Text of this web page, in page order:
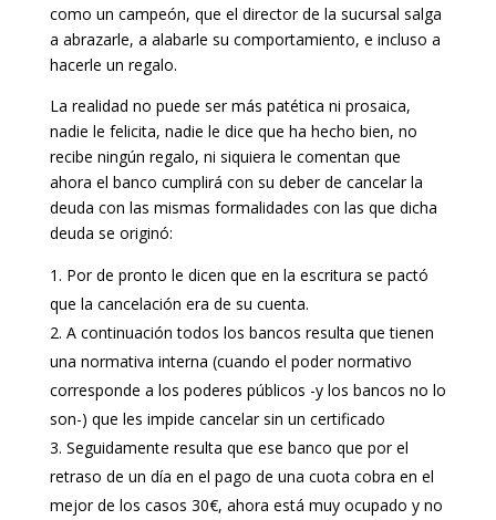
como un campeón, que el director de la sucursal salga
a abrazarle, a alabarle su comportamiento, e incluso a
hacerle un regalo.
La realidad no puede ser más patética ni prosaica,
nadie le felicita, nadie le dice que ha hecho bien, no
recibe ningún regalo, ni siquiera le comentan que
ahora el banco cumplirá con su deber de cancelar la
deuda con las mismas formalidades con las que dicha
deuda se originó:
Por de pronto le dicen que en la escritura se pactó
que la cancelación era de su cuenta.
A continuación todos los bancos resulta que tienen
una normativa interna (cuando el poder normativo
corresponde a los poderes públicos -y los bancos no lo
son-) que les impide cancelar sin un certificado
Seguidamente resulta que ese banco que por el
retraso de un día en el pago de una cuota cobra en el
mejor de los casos 30€, ahora está muy ocupado y no